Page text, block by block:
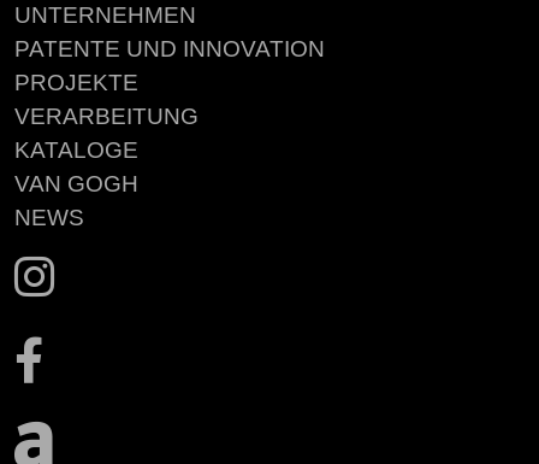
UNTERNEHMEN
PATENTE UND INNOVATION
PROJEKTE
VERARBEITUNG
KATALOGE
VAN GOGH
NEWS